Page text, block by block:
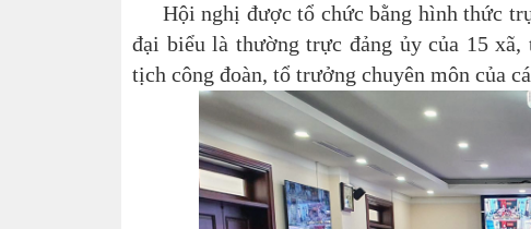
Hội nghị được tổ chức bằng hình thức
đại biểu là thường trực đảng ủy của 15
tịch công đoàn, tổ trưởng chuyên môn của